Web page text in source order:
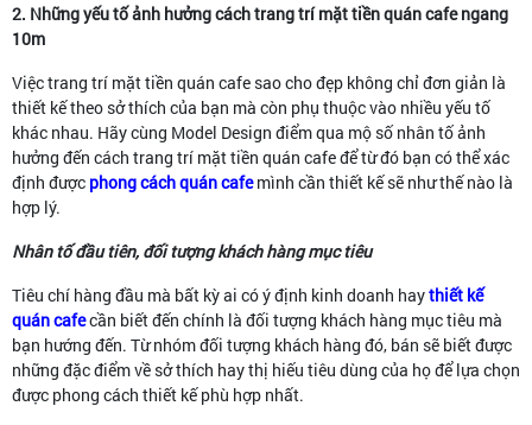
2. Những yếu tố ảnh hưởng cách trang trí mặt tiền quán cafe ngang
10m
Việc trang trí mặt tiền quán cafe sao cho đẹp không chỉ đơn giản là
thiết kế theo sở thích của bạn mà còn phụ thuộc vào nhiều yếu tố
khác nhau. Hãy cùng Model Design điểm qua mộ số nhân tố ảnh
hưởng đến cách trang trí mặt tiền quán cafe để từ đó bạn có thể xác
định được phong cách quán cafemình cần thiết kế sẽ như thế nào là
hợp lý.
Nhân tố đầu tiên, đối tượng khách hàng mục tiêu
Tiêu chí hàng đầu mà bất kỳ ai có ý định kinh doanh haythiết kế
quán cafecần biết đến chính là đối tượng khách hàng mục tiêu mà
bạn hướng đến. Từ nhóm đối tượng khách hàng đó, bán sẽ biết được
những đặc điểm về sở thích hay thị hiếu tiêu dùng của họ để lựa chọn
được phong cách thiết kế phù hợp nhất.